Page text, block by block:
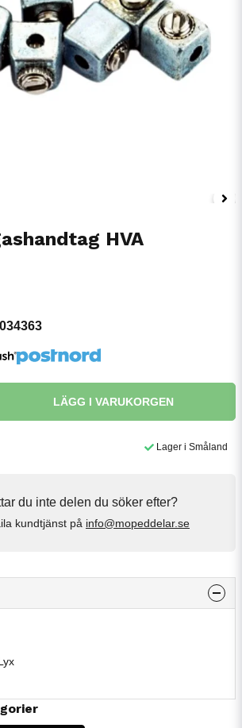
HVA
LÄGG I VARUKORGEN
Lager i Småland
du inte delen du söker efter?
kundtjänst på info@mopeddelar.se